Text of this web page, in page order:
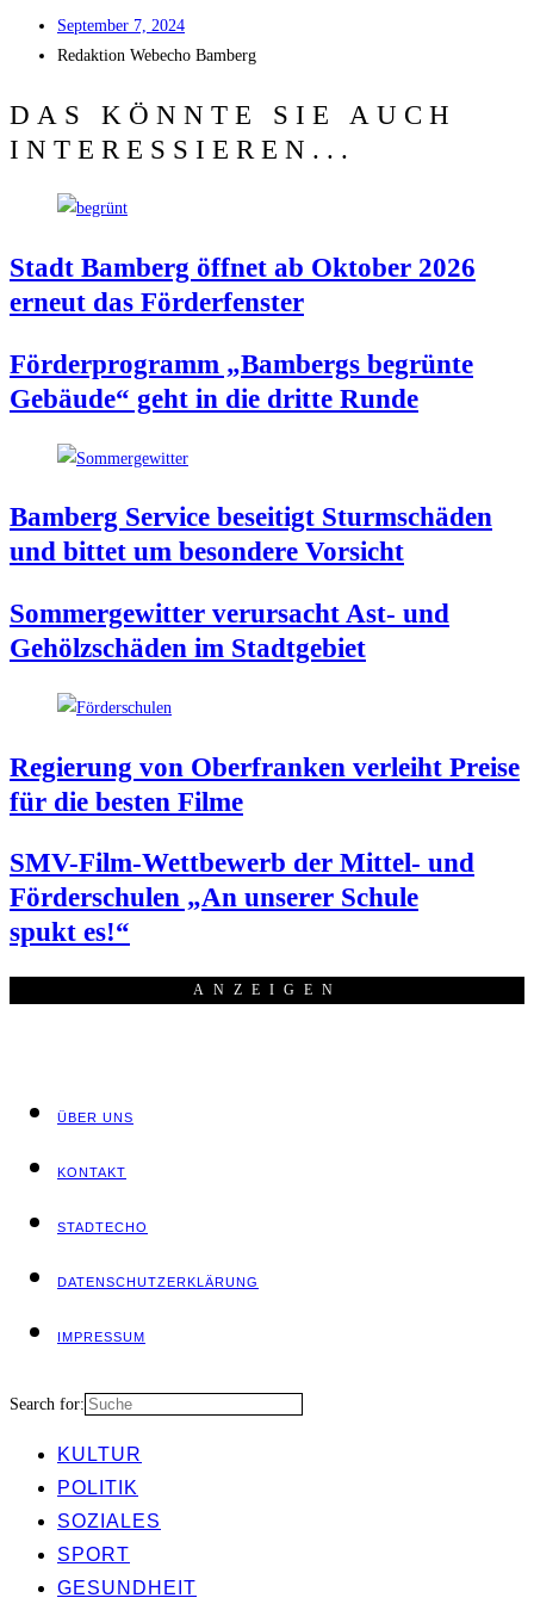
Sep­tem­ber 7, 2024
Redak­ti­on Web­echo Bamberg
DAS KÖNNTE SIE AUCH
INTERESSIEREN...
Stadt Bam­berg öff­net ab Okto­ber 2026
erneut das Förderfenster
För­der­pro­gramm „Bam­bergs begrün­te
Gebäu­de“ geht in die drit­te Runde
Bam­berg Ser­vice besei­tigt Sturm­schä­den
und bit­tet um beson­de­re Vorsicht
Som­mer­ge­wit­ter ver­ur­sacht Ast- und
Gehölz­schä­den im Stadtgebiet
Regie­rung von Ober­fran­ken ver­leiht Prei­se
für die bes­ten Filme
SMV-Film-Wett­be­werb der Mit­tel- und
För­der­schu­len „An unse­rer Schu­le
spukt es!“
ANZEI­GEN
ÜBER UNS
KON­TAKT
STADT­ECHO
DATEN­SCHUTZ­ER­KLÄ­RUNG
IMPRES­SUM
Search for:
KUL­TUR
POLI­TIK
SOZIA­LES
SPORT
GESUND­HEIT